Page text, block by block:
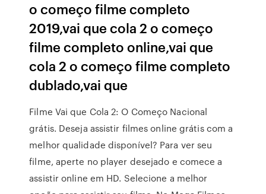
o começo filme completo
2019,vai que cola 2 o começo
filme completo online,vai que
cola 2 o começo filme completo
dublado,vai que
Filme Vai que Cola 2: O Começo Nacional
grátis. Deseja assistir filmes online grátis com a
melhor qualidade disponível? Para ver seu
filme, aperte no player desejado e comece a
assistir online em HD. Selecione a melhor